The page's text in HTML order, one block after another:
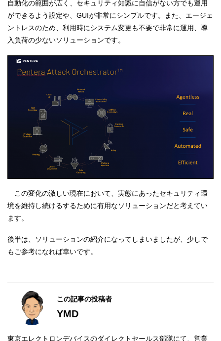
自動化の範囲が広く、セキュリティ知識に自信がない方でも運用
ができるよう設定や、GUIが非常にシンプルです。また、エージェ
ントレスのため、利用時にシステム変更も不要で非常に運用、導
入負荷の少ないソリューションです。
この変化の激しい現在において、実態にあったセキュリティ環
境を維持し続けるするために有用なソリューションだと考えてい
ます。
後半は、ソリューションの紹介になってしまいましたが、少しで
もご参考になれば幸いです。
この記事の投稿者
YMD
東京エレクトロンデバイスのダイレクトセールス部隊にて、営業